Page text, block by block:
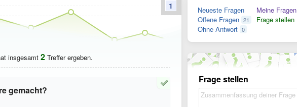
insgesamt 2 Treffer ergeben.
gemacht?
1
Neueste Fragen
Offene Fragen 21
Ohne Antwort 0
Meine Fragen
Frage stellen
Frage stellen